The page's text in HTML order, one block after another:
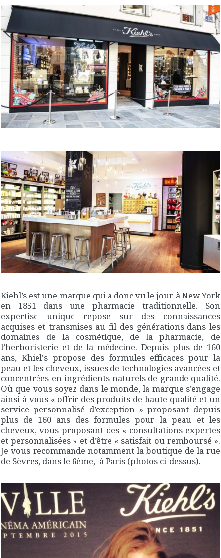
Kiehl’s est une marque qui a donc vu le jour à New York
en 1851 dans une pharmacie traditionnelle. Son
expertise unique repose sur des connaissances
acquises et transmises au fil des générations dans les
domaines de la cosmétique, de la pharmacie, de
l’herboristerie et de la médecine. Depuis plus de 160
ans, Khiel's propose des formules efficaces pour la
peau et les cheveux, issues de technologies avancées et
concentrées en ingrédients naturels de grande qualité.
Où que vous soyez dans le monde, la marque s’engage
ainsi à vous « offrir des produits de haute qualité et un
service personnalisé d’exception » proposant depuis
plus de 160 ans des formules pour la peau et les
cheveux, vous proposant des « consultations expertes
et personnalisées » et d’être « satisfait ou remboursé ».
Je vous recommande notamment la boutique de la rue
de Sèvres, dans le 6ème, à Paris (photos ci-dessus).